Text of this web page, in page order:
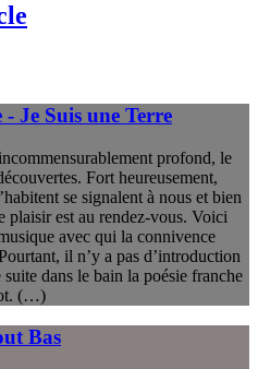
Je Suis une Terre
profond, le
Fort heureusement,
se signalent à nous et bien
plaisir est au rendez-vous. Voici
avec qui la connivence
il n’y a pas d’introduction
dans le bain la poésie franche
(…)
Bas